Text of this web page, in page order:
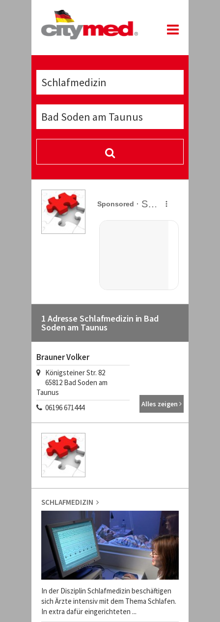
1 Adresse Schlafmedizin in Bad
Soden am Taunus
Brauner Volker
Königsteiner Str. 82
65812 Bad Soden am
Taunus
06196 671444
Alles zeigen
SCHLAFMEDIZIN
In der Disziplin Schlafmedizin beschäftigen
sich Ärzte intensiv mit dem Thema Schlafen.
In extra dafür eingerichteten ...